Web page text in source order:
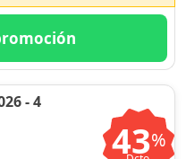
- 4
43%